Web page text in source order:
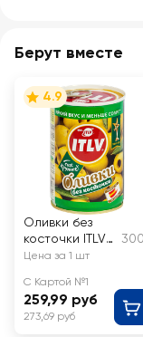
Берут вместе
4.9
Оливки без
косточки ITLV
зеленые
Цена за 1 шт
С Картой №1
259,99 руб
273,69 руб